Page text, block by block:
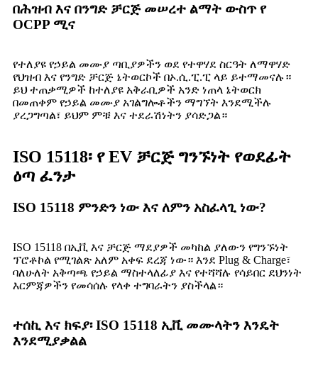
በሕዝብ እና በንግድ ቻርጅ መሠረተ ልማት ውስጥ የ
OCPP ሚና
የተለያዩ የኃይል መሙያ ጣቢያዎችን ወደ የተዋሃደ ስርዓት ለማዋሃድ
የህዝብ እና የንግድ ቻርጅ ኔትወርኮች በኦ.ሲ.ፒ.ፒ ላይ ይተማመናሉ።
ይህ ተጠቃሚዎች ከተለያዩ አቅራቢዎች አንድ ነጠላ ኔትወርክ
በመጠቀም የኃይል መሙያ አገልግሎቶችን ማግኘት እንደሚችሉ
ያረጋግጣል፣ ይህም ምቹ እና ተደራሽነትን ያሳድጋል።
ISO 15118፡ የ EV ቻርጅ ግንኙነት የወደፊት
ዕጣ ፈንታ
ISO 15118 ምንድን ነው እና ለምን አስፈላጊ ነው?
ISO 15118 በኢቪ እና ቻርጅ ማደያዎች መካከል ያለውን የግንኙነት
ፕሮቶኮል የሚገልጽ አለም አቀፍ ደረጃ ነው። እንደ Plug & Charge፣
ባለሁለት አቅጣጫ የኃይል ማስተላለፊያ እና የተሻሻሉ የሳይበር ደህንነት
እርምጃዎችን የመሳሰሉ የላቀ ተግባራትን ያስችላል።
ተሰኪ እና ክፍያ፡ ISO 15118 ኢቪ መሙላትን እንዴት
እንደሚያቃልል